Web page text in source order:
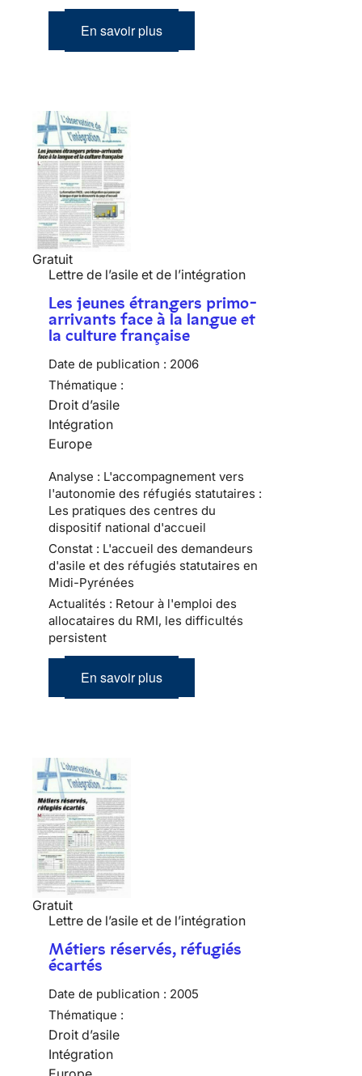
En savoir plus
Gratuit
Lettre de l’asile et de l’intégration
Les jeunes étrangers primo-
arrivants face à la langue et
la culture française
Date de publication : 2006
Thématique :
Droit d’asile
Intégration
Europe
Analyse : L'accompagnement vers
l'autonomie des réfugiés statutaires :
Les pratiques des centres du
dispositif national d'accueil
Constat : L'accueil des demandeurs
d'asile et des réfugiés statutaires en
Midi-Pyrénées
Actualités : Retour à l'emploi des
allocataires du RMI, les difficultés
persistent
En savoir plus
Gratuit
Lettre de l’asile et de l’intégration
Métiers réservés, réfugiés
écartés
Date de publication : 2005
Thématique :
Droit d’asile
Intégration